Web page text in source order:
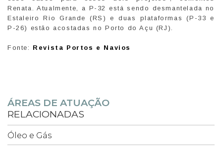
Renata. Atualmente, a P-32 está sendo desmantelada no
Estaleiro Rio Grande (RS) e duas plataformas (P-33 e
P-26) estão acostadas no Porto do Açu (RJ).
Fonte: Revista Portos e Navios
ÁREAS DE ATUAÇÃO
RELACIONADAS
Óleo e Gás